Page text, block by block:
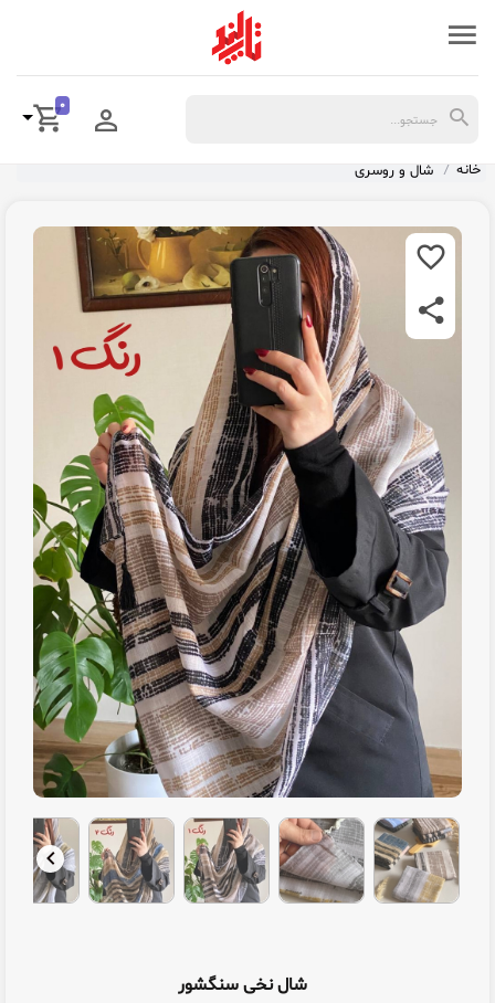
0
خانه شال و روسری
شال نخی سنگشور